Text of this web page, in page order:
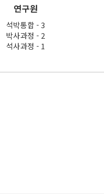
연구원
석박통합 - 3
박사과정 - 2
석사과정 - 1